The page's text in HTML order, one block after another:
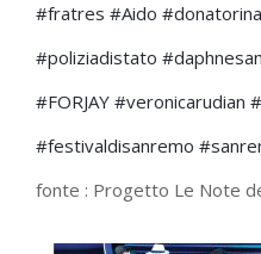
#fratres #Aido
#poliziadistato
#FORJAY #veronicarudian
#festivaldisanremo
fonte : Progetto Le Note